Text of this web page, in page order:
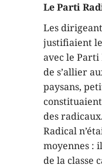
Le Parti
Les
justifiaient
avec le Parti
de s’allier
paysans,
des
Radical
moyennes :
de la classe